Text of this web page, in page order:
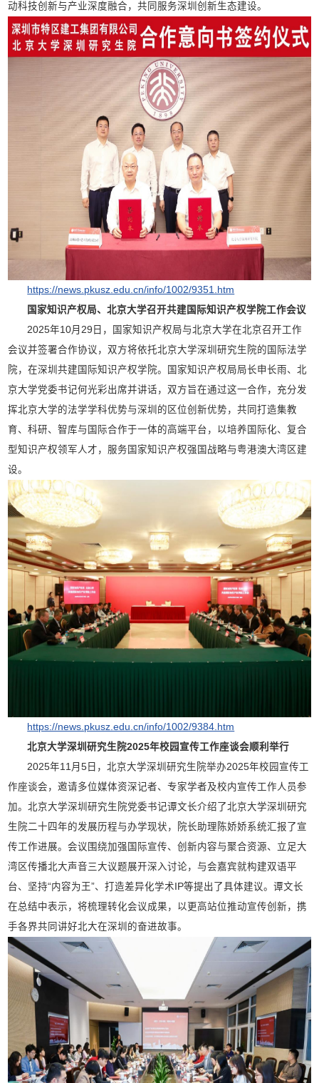
动科技创新与产业深度融合，共同服务深圳创新生态建设。
https://news.pkusz.edu.cn/info/1002/9351.htm
国家知识产权局、北京大学召开共建国际知识产权学院工作会议
2025年10月29日，国家知识产权局与北京大学在北京召开工作
会议并签署合作协议，双方将依托北京大学深圳研究生院的国际法学
院，在深圳共建国际知识产权学院。国家知识产权局局长申长雨、北
京大学党委书记何光彩出席并讲话，双方旨在通过这一合作，充分发
挥北京大学的法学学科优势与深圳的区位创新优势，共同打造集教
育、科研、智库与国际合作于一体的高端平台，以培养国际化、复合
型知识产权领军人才，服务国家知识产权强国战略与粤港澳大湾区建
设。
https://news.pkusz.edu.cn/info/1002/9384.htm
北京大学深圳研究生院2025年校园宣传工作座谈会顺利举行
2025年11月5日，北京大学深圳研究生院举办2025年校园宣传工
作座谈会，邀请多位媒体资深记者、专家学者及校内宣传工作人员参
加。北京大学深圳研究生院党委书记谭文长介绍了北京大学深圳研究
生院二十四年的发展历程与办学现状，院长助理陈娇娇系统汇报了宣
传工作进展。会议围绕加强国际宣传、创新内容与聚合资源、立足大
湾区传播北大声音三大议题展开深入讨论，与会嘉宾就构建双语平
台、坚持“内容为王”、打造差异化学术IP等提出了具体建议。谭文长
在总结中表示，将梳理转化会议成果，以更高站位推动宣传创新，携
手各界共同讲好北大在深圳的奋进故事。